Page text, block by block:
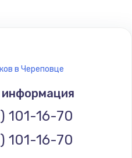
в Череповце
информация
101-16-70
101-16-70